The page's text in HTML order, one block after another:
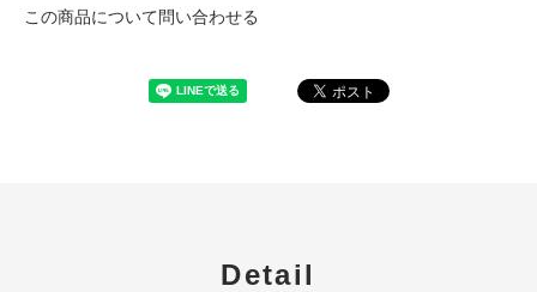
この商品について問い合わせる
Detail